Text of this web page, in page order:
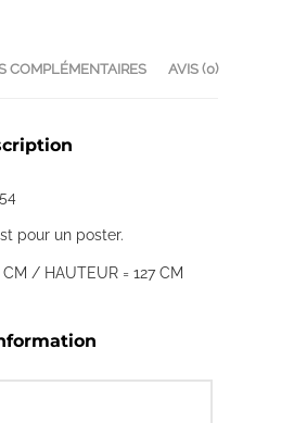
COMPLÉMENTAIRES AVIS (0)
pour un poster.
CM / HAUTEUR = 127 CM